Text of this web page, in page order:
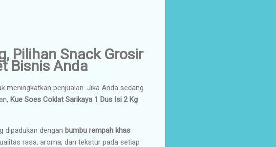
Pilihan Snack Grosir
Bisnis Anda
meningkatkan penjualan. Jika Anda sedang
Kue Soes Coklat Sarikaya 1 Dus Isi 2 Kg
dipadukan dengan bumbu rempah khas
rasa, aroma, dan tekstur pada setiap